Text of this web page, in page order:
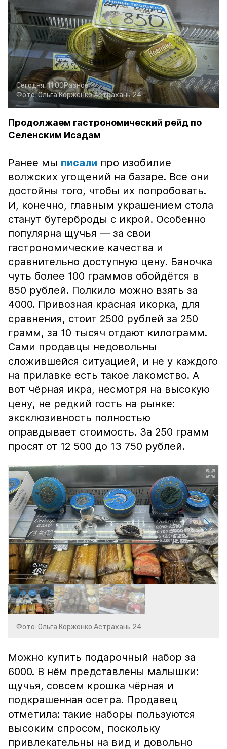
Сегодня, 11:00Разное
Фото:Ольга КорженкоАстрахань 24
Продолжаем гастрономический рейд по
Селенским Исадам
Ранее мы писали про изобилие
волжских угощений на базаре. Все они
достойны того, чтобы их попробовать.
И, конечно, главным украшением стола
станут бутерброды с икрой. Особенно
популярна щучья — за свои
гастрономические качества и
сравнительно доступную цену. Баночка
чуть более 100 граммов обойдётся в
850 рублей. Полкило можно взять за
4000. Привозная красная икорка, для
сравнения, стоит 2500 рублей за 250
грамм, за 10 тысяч отдают килограмм.
Сами продавцы недовольны
сложившейся ситуацией, и не у каждого
на прилавке есть такое лакомство. А
вот чёрная икра, несмотря на высокую
цену, не редкий гость на рынке:
эксклюзивность полностью
оправдывает стоимость. За 250 грамм
просят от 12 500 до 13 750 рублей.
Фото: Ольга Корженко Астрахань 24
Можно купить подарочный набор за
6000. В нём представлены малышки:
щучья, совсем крошка чёрная и
подкрашенная осетра. Продавец
отметила: такие наборы пользуются
высоким спросом, поскольку
привлекательны на вид и довольно